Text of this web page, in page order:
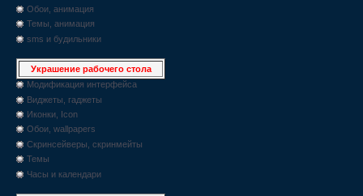
Обои, анимация
Темы, анимация
sms и будильники
Украшение рабочего стола
Модификация интерфейса
Виджеты, гаджеты
Иконки, Icon
Обои, wallpapers
Скринсейверы, скринмейты
Темы
Часы и календари